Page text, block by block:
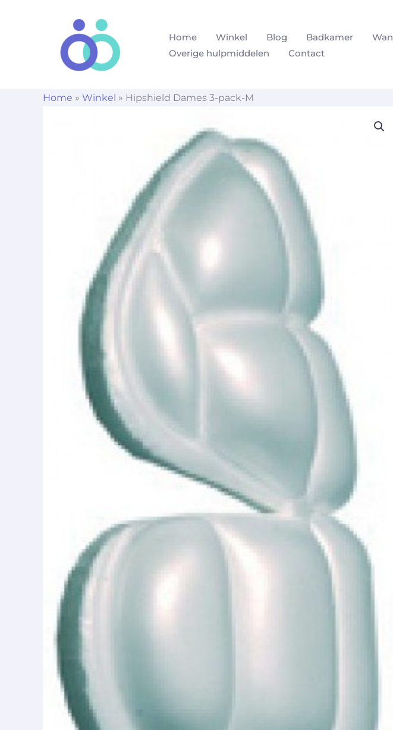
Home Winkel Blog Badkamer
Overige hulpmiddelen
Contact
Home » Winkel » Hipshield Dames 3-pack-M